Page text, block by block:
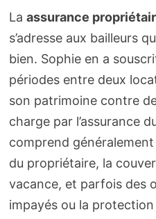
La assurance
s’adresse aux bailleurs
bien. Sophie en a
périodes entre deux
son patrimoine contre
charge par l’assurance
comprend généralement
du propriétaire, la
vacance, et parfois des
impayés ou la protection